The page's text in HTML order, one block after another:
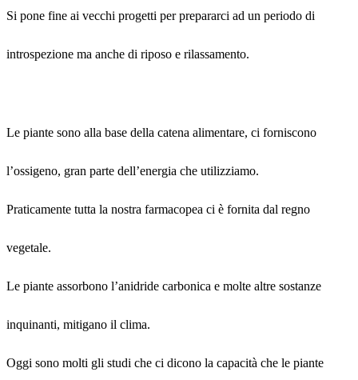
Si pone fine ai vecchi progetti per prepararci ad un periodo di
introspezione ma anche di riposo e rilassamento.
Le piante sono alla base della catena alimentare, ci forniscono
l’ossigeno, gran parte dell’energia che utilizziamo.
Praticamente tutta la nostra farmacopea ci è fornita dal regno
vegetale.
Le piante assorbono l’anidride carbonica e molte altre sostanze
inquinanti, mitigano il clima.
Oggi sono molti gli studi che ci dicono la capacità che le piante